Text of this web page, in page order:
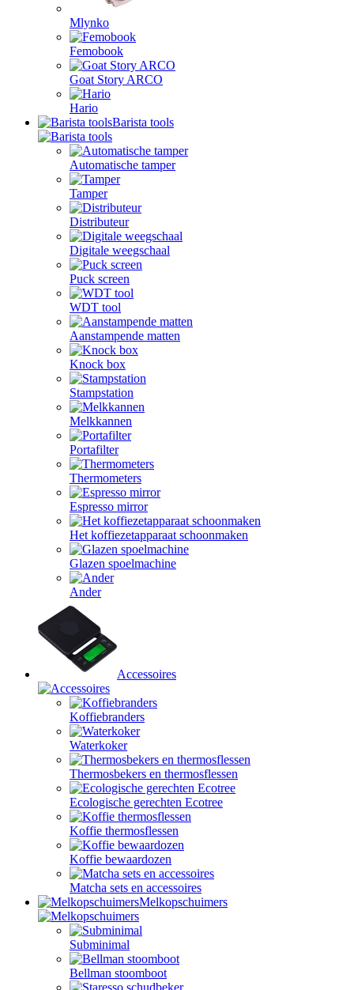
Mlynko
Femobook
Goat Story ARCO
Hario
Barista tools
Automatische tamper
Tamper
Distributeur
Digitale weegschaal
Puck screen
WDT tool
Aanstampende matten
Knock box
Stampstation
Melkkannen
Portafilter
Thermometers
Espresso mirror
Het koffiezetapparaat schoonmaken
Glazen spoelmachine
Ander
Accessoires
Koffiebranders
Waterkoker
Thermosbekers en thermosflessen
Ecologische gerechten Ecotree
Koffie thermosflessen
Koffie bewaardozen
Matcha sets en accessoires
Melkopschuimers
Subminimal
Bellman stoomboot